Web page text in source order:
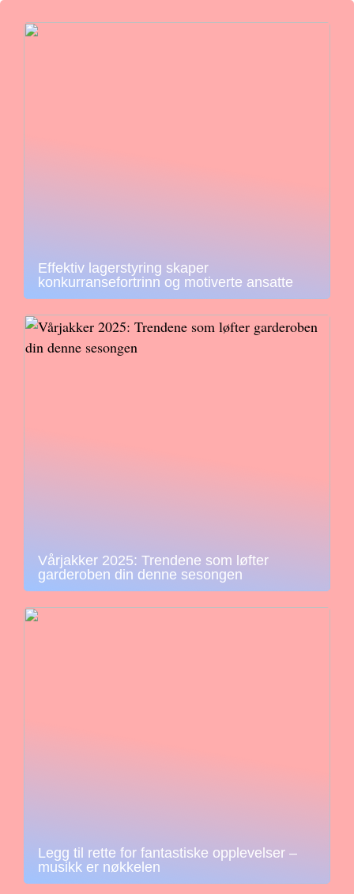
Effektiv lagerstyring skaper
konkurransefortrinn og motiverte ansatte
Vårjakker 2025: Trendene som løfter
garderoben din denne sesongen
Legg til rette for fantastiske opplevelser –
musikk er nøkkelen